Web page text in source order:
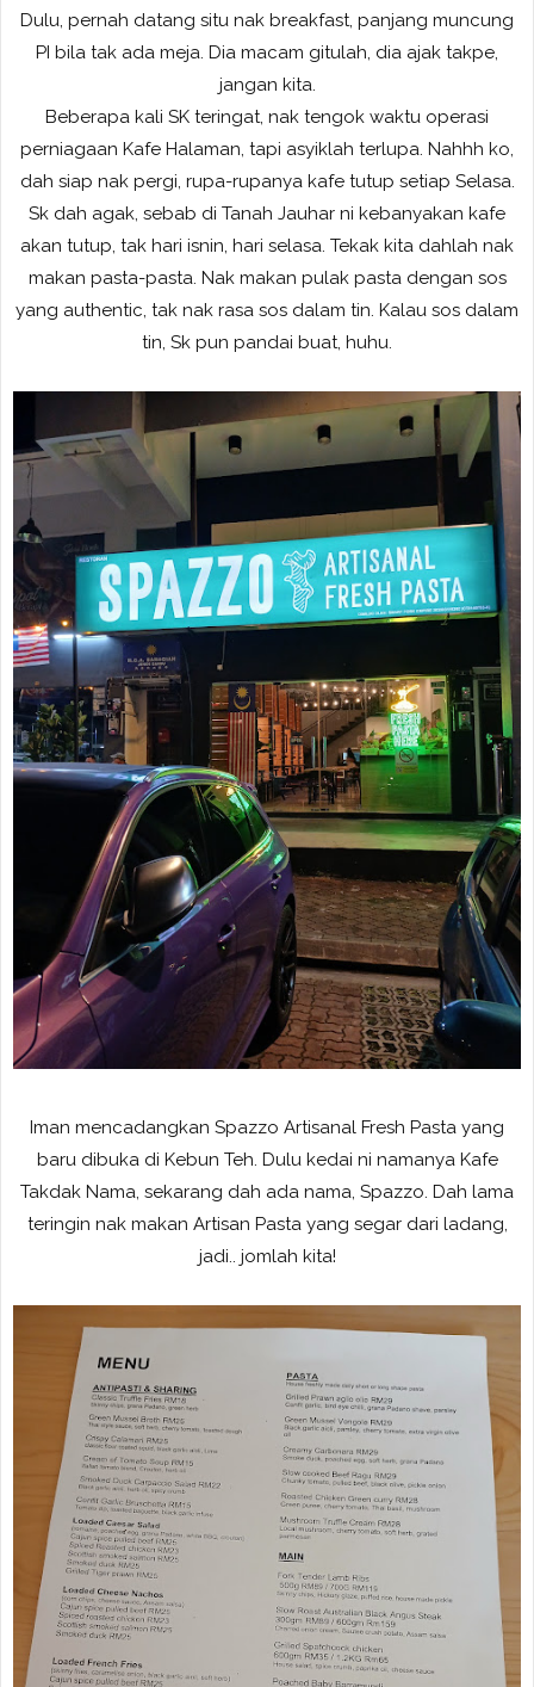
Dulu, pernah datang situ nak breakfast, panjang muncung
PI bila tak ada meja. Dia macam gitulah, dia ajak takpe,
jangan kita.
Beberapa kali SK teringat, nak tengok waktu operasi
perniagaan Kafe Halaman, tapi asyiklah terlupa. Nahhh ko,
dah siap nak pergi, rupa-rupanya kafe tutup setiap Selasa.
Sk dah agak, sebab di Tanah Jauhar ni kebanyakan kafe
akan tutup, tak hari isnin, hari selasa. Tekak kita dahlah nak
makan pasta-pasta. Nak makan pulak pasta dengan sos
yang authentic, tak nak rasa sos dalam tin. Kalau sos dalam
tin, Sk pun pandai buat, huhu.
Iman mencadangkan Spazzo Artisanal Fresh Pasta yang
baru dibuka di Kebun Teh. Dulu kedai ni namanya Kafe
Takdak Nama, sekarang dah ada nama, Spazzo. Dah lama
teringin nak makan Artisan Pasta yang segar dari ladang,
jadi.. jomlah kita!